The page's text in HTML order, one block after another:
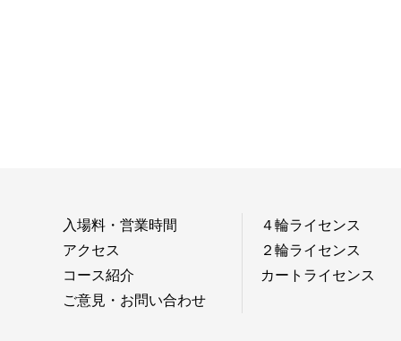
入場料・営業時間
アクセス
コース紹介
ご意見・お問い合わせ
４輪ライセンス
２輪ライセンス
カートライセンス